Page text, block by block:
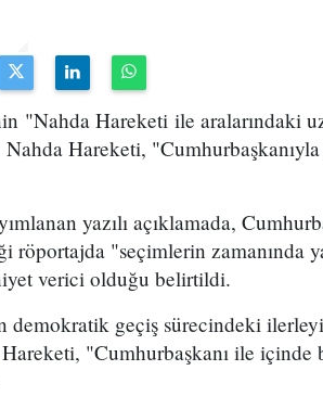
"Nahda Hareketi ile aralarındaki
Hareketi, "Cumhurbaşkanıyla
yazılı açıklamada,
röportajda "seçimlerin zamanında
verici olduğu belirtildi.
demokratik geçiş sürecindeki
Hareketi, "Cumhurbaşkanı ile içinde